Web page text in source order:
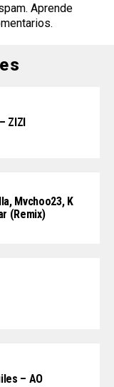
Aprende
.
ZIZI
Mvchoo23, K
(Remix)
– AO